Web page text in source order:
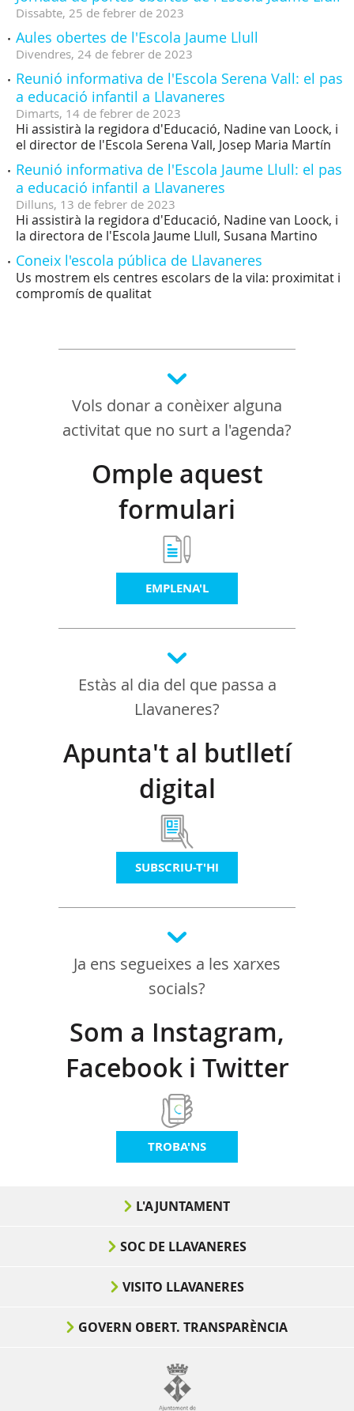
Dissabte, 25 de febrer de 2023
Aules obertes de l'Escola Jaume Llull
Divendres, 24 de febrer de 2023
Reunió informativa de l'Escola Serena Vall: el pas
a educació infantil a Llavaneres
Dimarts, 14 de febrer de 2023
Hi assistirà la regidora d'Educació, Nadine van Loock, i
el director de l'Escola Serena Vall, Josep Maria Martín
Reunió informativa de l'Escola Jaume Llull: el pas
a educació infantil a Llavaneres
Dilluns, 13 de febrer de 2023
Hi assistirà la regidora d'Educació, Nadine van Loock, i
la directora de l'Escola Jaume Llull, Susana Martino
Coneix l'escola pública de Llavaneres
Us mostrem els centres escolars de la vila: proximitat i
compromís de qualitat
Vols donar a conèixer alguna
activitat que no surt a l'agenda?
Omple aquest
formulari
EMPLENA'L
Estàs al dia del que passa a
Llavaneres?
Apunta't al butlletí
digital
SUBSCRIU-T'HI
Ja ens segueixes a les xarxes
socials?
Som a Instagram,
Facebook i Twitter
TROBA'NS
L'AJUNTAMENT
SOC DE LLAVANERES
VISITO LLAVANERES
GOVERN OBERT. TRANSPARÈNCIA